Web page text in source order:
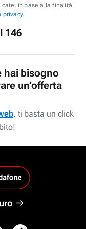
in base alla finalità
privacy.
146
hai bisogno
un’offerta
, ti basta un click